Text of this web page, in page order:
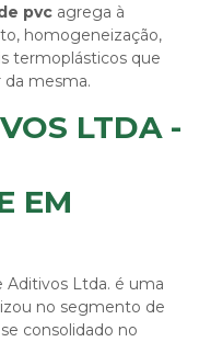
pvc agrega à
homogeneização,
termoplásticos que
da mesma.
LTDA -
EM
Aditivos Ltda. é uma
no segmento de
consolidado no